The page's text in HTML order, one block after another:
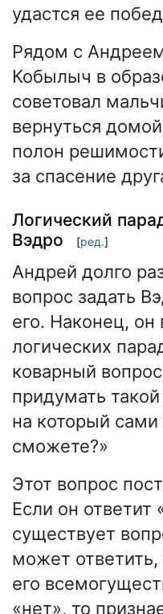
удастся ее
Рядом с
Кобылыч в
советовал
вернуться
полон
за спасение
Логический
Вэдро
[ред.]
Андрей долго
вопрос задать
его. Наконец, он
логических
коварный
придумать
на который
сможете?»
Этот вопрос
Если он ответит
существует
может ответить,
его
«нет», то